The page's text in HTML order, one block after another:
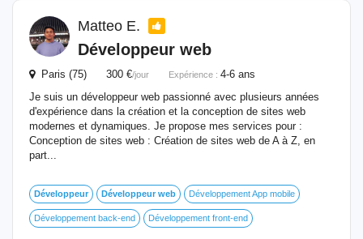
Matteo E.
Développeur web
Paris (75) 300 €/jour Expérience : 4-6 ans
Je suis un développeur web passionné avec plusieurs années
d'expérience dans la création et la conception de sites web
modernes et dynamiques. Je propose mes services pour :
Conception de sites web : Création de sites web de A à Z, en
part...
Développeur Développeur web Développement App mobile
Développement back-end Développement front-end